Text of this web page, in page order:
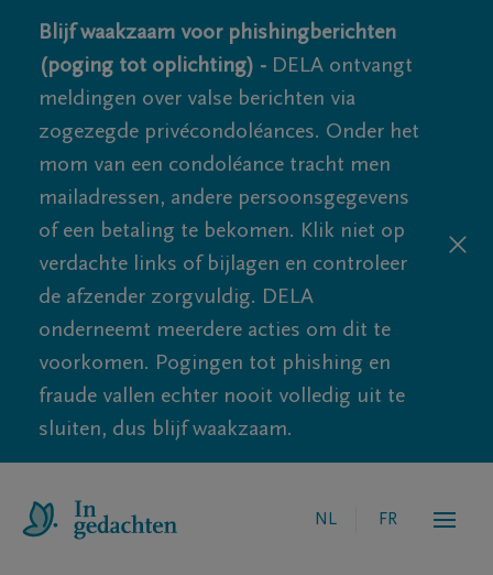
Blijf waakzaam voor phishingberichten
(poging tot oplichting) - DELA ontvangt
meldingen over valse berichten via
zogezegde privécondoléances. Onder het
mom van een condoléance tracht men
mailadressen, andere persoonsgegevens
of een betaling te bekomen. Klik niet op
verdachte links of bijlagen en controleer
de afzender zorgvuldig. DELA
onderneemt meerdere acties om dit te
voorkomen. Pogingen tot phishing en
fraude vallen echter nooit volledig uit te
sluiten, dus blijf waakzaam.
NL FR